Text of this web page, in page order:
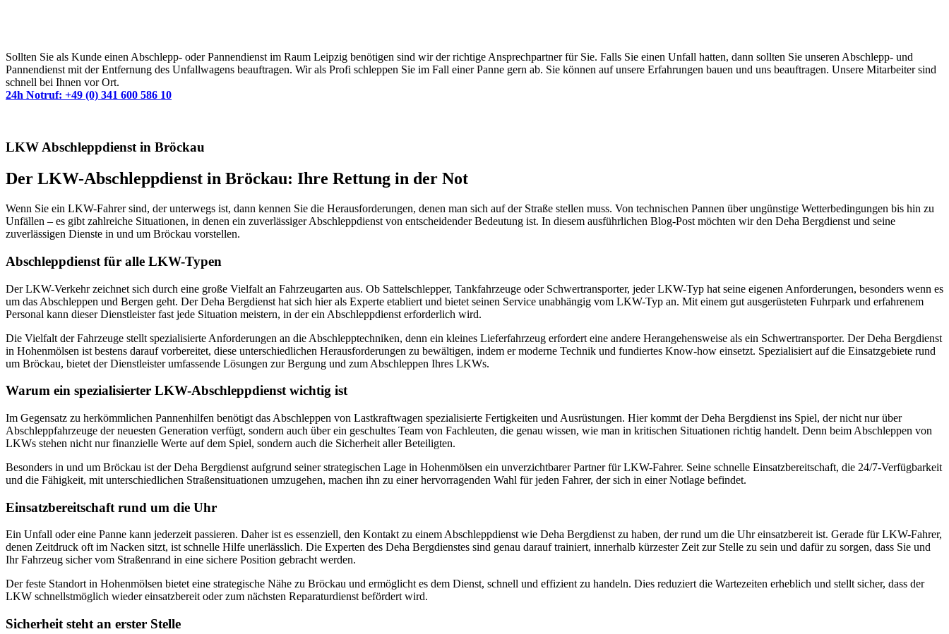
Sollten Sie als Kunde einen Abschlepp- oder Pannendienst im Raum Leipzig benötigen sind wir der richtige Ansprechpartner für Sie. Falls Sie einen Unfall hatten, dann sollten Sie unseren Abschlepp- und
Pannendienst mit der Entfernung des Unfallwagens beauftragen. Wir als Profi schleppen Sie im Fall einer Panne gern ab. Sie können auf unsere Erfahrungen bauen und uns beauftragen. Unsere Mitarbeiter sind
schnell bei Ihnen vor Ort.
24h Notruf: +49 (0) 341 600 586 10
LKW Abschleppdienst in Bröckau
Der LKW-Abschleppdienst in Bröckau: Ihre Rettung in der Not
Wenn Sie ein LKW-Fahrer sind, der unterwegs ist, dann kennen Sie die Herausforderungen, denen man sich auf der Straße stellen muss. Von technischen Pannen über ungünstige Wetterbedingungen bis hin zu
Unfällen – es gibt zahlreiche Situationen, in denen ein zuverlässiger Abschleppdienst von entscheidender Bedeutung ist. In diesem ausführlichen Blog-Post möchten wir den Deha Bergdienst und seine
zuverlässigen Dienste in und um Bröckau vorstellen.
Abschleppdienst für alle LKW-Typen
Der LKW-Verkehr zeichnet sich durch eine große Vielfalt an Fahrzeugarten aus. Ob Sattelschlepper, Tankfahrzeuge oder Schwertransporter, jeder LKW-Typ hat seine eigenen Anforderungen, besonders wenn es
um das Abschleppen und Bergen geht. Der Deha Bergdienst hat sich hier als Experte etabliert und bietet seinen Service unabhängig vom LKW-Typ an. Mit einem gut ausgerüsteten Fuhrpark und erfahrenem
Personal kann dieser Dienstleister fast jede Situation meistern, in der ein Abschleppdienst erforderlich wird.
Die Vielfalt der Fahrzeuge stellt spezialisierte Anforderungen an die Abschlepptechniken, denn ein kleines Lieferfahrzeug erfordert eine andere Herangehensweise als ein Schwertransporter. Der Deha Bergdienst
in Hohenmölsen ist bestens darauf vorbereitet, diese unterschiedlichen Herausforderungen zu bewältigen, indem er moderne Technik und fundiertes Know-how einsetzt. Spezialisiert auf die Einsatzgebiete rund
um Bröckau, bietet der Dienstleister umfassende Lösungen zur Bergung und zum Abschleppen Ihres LKWs.
Warum ein spezialisierter LKW-Abschleppdienst wichtig ist
Im Gegensatz zu herkömmlichen Pannenhilfen benötigt das Abschleppen von Lastkraftwagen spezialisierte Fertigkeiten und Ausrüstungen. Hier kommt der Deha Bergdienst ins Spiel, der nicht nur über
Abschleppfahrzeuge der neuesten Generation verfügt, sondern auch über ein geschultes Team von Fachleuten, die genau wissen, wie man in kritischen Situationen richtig handelt. Denn beim Abschleppen von
LKWs stehen nicht nur finanzielle Werte auf dem Spiel, sondern auch die Sicherheit aller Beteiligten.
Besonders in und um Bröckau ist der Deha Bergdienst aufgrund seiner strategischen Lage in Hohenmölsen ein unverzichtbarer Partner für LKW-Fahrer. Seine schnelle Einsatzbereitschaft, die 24/7-Verfügbarkeit
und die Fähigkeit, mit unterschiedlichen Straßensituationen umzugehen, machen ihn zu einer hervorragenden Wahl für jeden Fahrer, der sich in einer Notlage befindet.
Einsatzbereitschaft rund um die Uhr
Ein Unfall oder eine Panne kann jederzeit passieren. Daher ist es essenziell, den Kontakt zu einem Abschleppdienst wie Deha Bergdienst zu haben, der rund um die Uhr einsatzbereit ist. Gerade für LKW-Fahrer,
denen Zeitdruck oft im Nacken sitzt, ist schnelle Hilfe unerlässlich. Die Experten des Deha Bergdienstes sind genau darauf trainiert, innerhalb kürzester Zeit zur Stelle zu sein und dafür zu sorgen, dass Sie und
Ihr Fahrzeug sicher vom Straßenrand in eine sichere Position gebracht werden.
Der feste Standort in Hohenmölsen bietet eine strategische Nähe zu Bröckau und ermöglicht es dem Dienst, schnell und effizient zu handeln. Dies reduziert die Wartezeiten erheblich und stellt sicher, dass der
LKW schnellstmöglich wieder einsatzbereit oder zum nächsten Reparaturdienst befördert wird.
Sicherheit steht an erster Stelle